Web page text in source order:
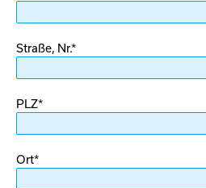
Pflichtfeld
Straße, Nr.*
Pflichtfeld
PLZ*
Pflichtfeld
Ort*